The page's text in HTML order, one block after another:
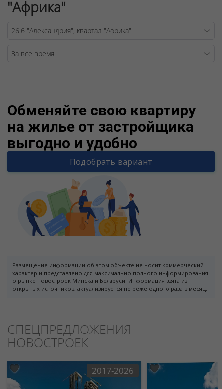
"Африка"
Обменяйте свою квартиру
на жилье от застройщика
выгодно и удобно
Подобрать вариант
Размещение информации об этом объекте не носит коммерческий
характер и представлено для максимально полного информирования
о рынке новостроек Минска и Беларуси. Информация взята из
открытых источников, актуализируется не реже одного раза в месяц.
СПЕЦПРЕДЛОЖЕНИЯ
НОВОСТРОЕК
2017-2026